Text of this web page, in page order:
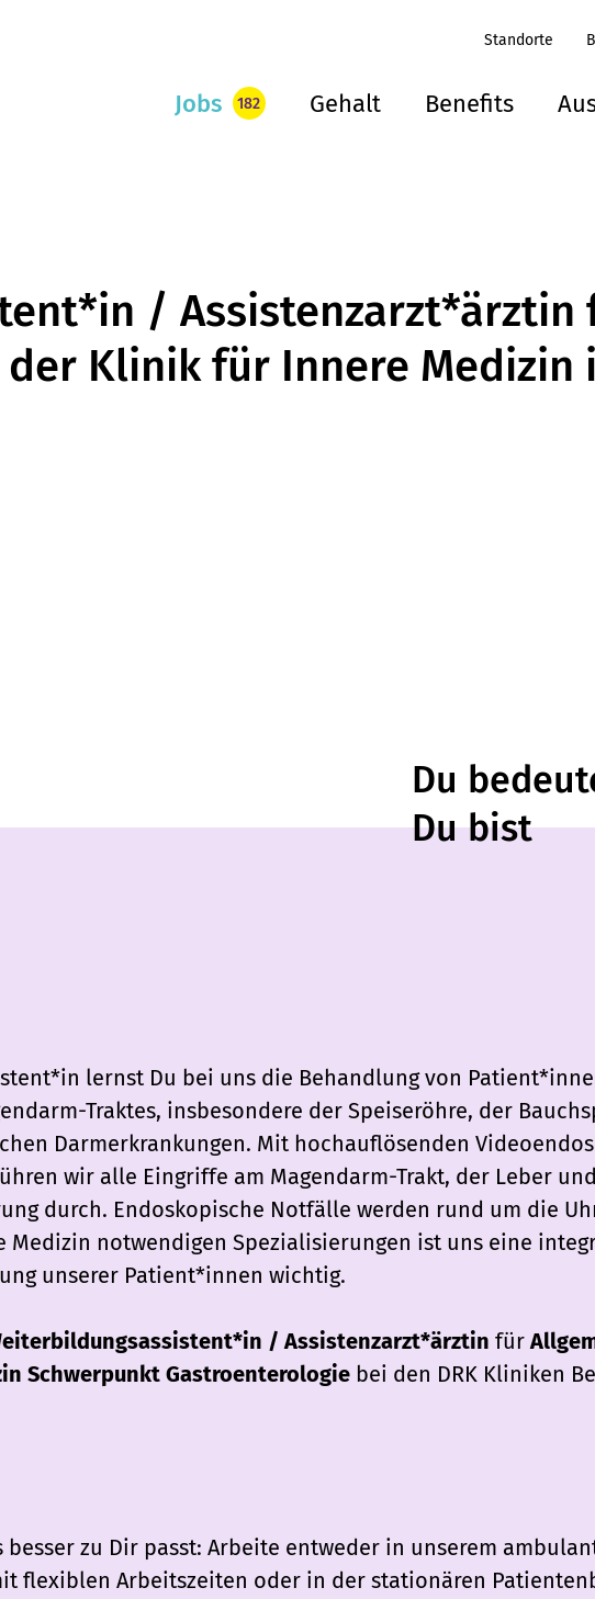
Standorte
Jobs 182 Gehalt Benefits
/ Assistenzarzt*ärztin
Klinik für Innere Medizin
Du
Du bist
lernst Du bei uns die Behandlung von
Traktes, insbesondere der Speiseröhre, der
Darmerkrankungen. Mit hochauflösenden
wir alle Eingriffe am Magendarm-Trakt, der Leber
durch. Endoskopische Notfälle werden rund um die
Medizin notwendigen Spezialisierungen ist uns eine
unserer Patient*innen wichtig.
/ Assistenzarzt*ärztin für
Schwerpunkt Gastroenterologie bei den DRK Kliniken
besser zu Dir passt: Arbeite entweder in unserem
flexiblen Arbeitszeiten oder in der stationären